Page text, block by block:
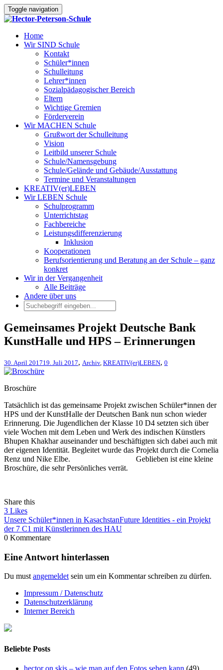
Toggle navigation
Home
Wir SIND Schule
Kontakt
Schüler*innen
Schulleitung
Lehrer*innen
Sozialpädagogischer Bereich
Eltern
Wichtige Gremien
Förderverein
Wir MACHEN Schule
Grußwort der Schulleitung
Vision
Leitbild unserer Schule
Schule/Namensgebung
Schule/Gelände und Gebäude/Ausstattung
Termine und Veranstaltungen
KREATIV(er)LEBEN
Wir LEBEN Schule
Schulprogramm
Unterrichtstag
Fachbereiche
Leistungsdifferenzierung
Inklusion
Kooperationen
Berufsorientierung und Beratung an der Schule – ganz
konkret
Wir in der Vergangenheit
Alle Beiträge
Andere über uns
Gemeinsames Projekt Deutsche Bank
KunstHalle und HPS – Erinnerungen
30. April 201719. Juli 2017, Archiv, KREATIV(er)LEBEN, 0
Broschüre
Tatsächlich ist das gemeinsame Projekt zwischen Schüler*innen der
HPS und der KunstHalle der Deutschen Bank nun schon wieder
Erinnerung. Die Jugendlichen der Klasse 10 D4 setzten sich über
viele Wochen mit dem Leben und Werk des indischen Künstlers
Bhupen Khakhar auseinander und beschäftigten sich dabei auch mit
der eigenen Identität. Begleitet wurde das Projekt durch die Cornelia
Renz und Nike Elbe. Geblieben ist eine kleine
Broschüre, die sehr Persönliches verrät.
Share this
3 Likes
Unsere Schüler*innen in KasachstanFuture Identities - ein Projekt
der 7 C1 mit Künstlerinnen des HAU
0 Kommentare
Eine Antwort hinterlassen
Du must angemeldet sein um ein Kommentar schreiben zu dürfen.
Impressum / Datenschutz
Datenschutzerklärung
Interner Bereich
Beliebte Posts
hector on skis – wie man auf den Fotos sehen kann (49)